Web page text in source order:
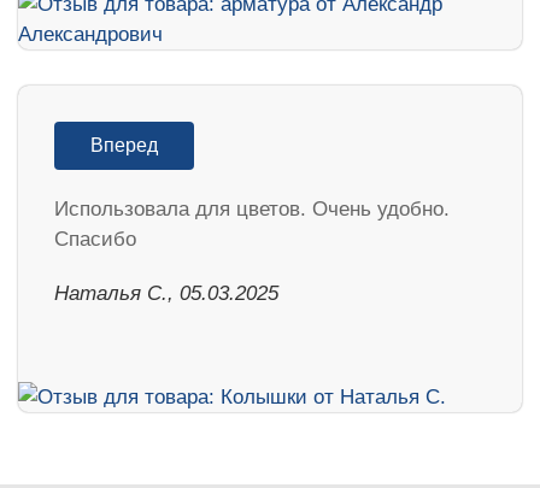
Вперед
Использовала для цветов. Очень удобно.
Спасибо
Наталья С., 05.03.2025